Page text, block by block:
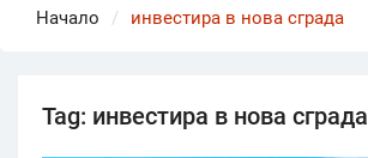
Начало инвестира в нова сграда
Tag: инвестира в нова сграда